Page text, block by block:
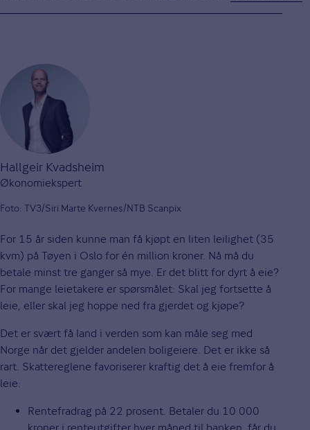
Hallgeir Kvadsheim
Økonomiekspert
Foto: TV3/Siri Marte Kvernes/NTB Scanpix
For 15 år siden kunne man få kjøpt en liten leilighet (35
kvm) på Tøyen i Oslo for én million kroner. Nå må du
betale minst tre ganger så mye. Er det blitt for dyrt å eie?
For mange leietakere er spørsmålet: Skal jeg fortsette å
leie, eller skal jeg hoppe ned fra gjerdet og kjøpe?
Det er svært få land i verden som kan måle seg med
Norge når det gjelder andelen boligeiere. Det er ikke så
rart. Skattereglene favoriserer kraftig det å eie fremfor å
leie:
Rentefradrag på 22 prosent. Betaler du 10 000
kroner i renteutgifter hver måned til banken, får du